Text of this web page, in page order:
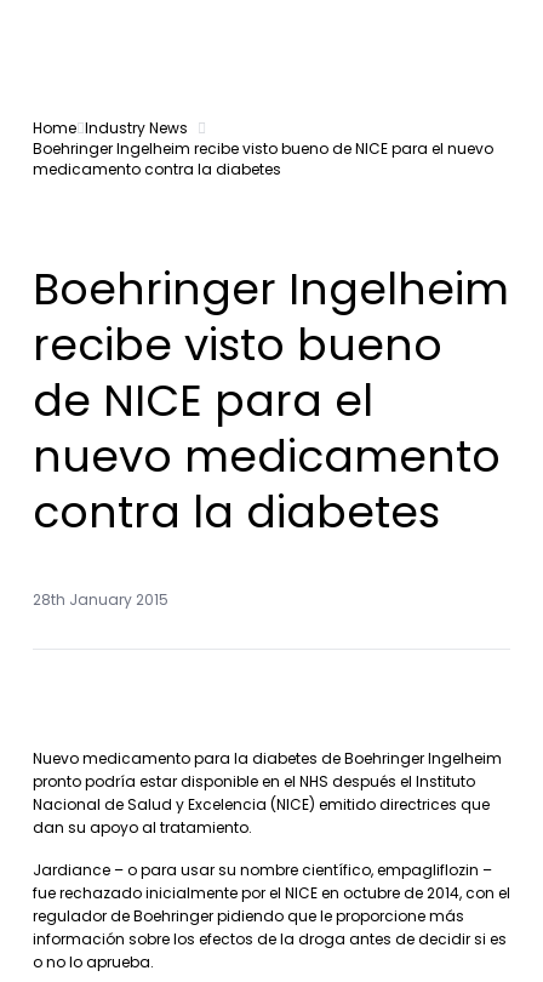
Home Industry News
Boehringer Ingelheim recibe visto bueno de NICE para el nuevo
medicamento contra la diabetes
Boehringer Ingelheim
recibe visto bueno
de NICE para el
nuevo medicamento
contra la diabetes
28th January 2015
Nuevo medicamento para la diabetes de Boehringer Ingelheim
pronto podría estar disponible en el NHS después el Instituto
Nacional de Salud y Excelencia (NICE) emitido directrices que
dan su apoyo al tratamiento.
Jardiance – o para usar su nombre científico, empagliflozin –
fue rechazado inicialmente por el NICE en octubre de 2014, con el
regulador de Boehringer pidiendo que le proporcione más
información sobre los efectos de la droga antes de decidir si es
o no lo aprueba.